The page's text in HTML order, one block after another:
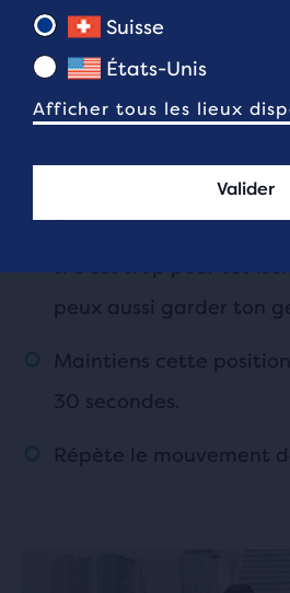
gauche bien droite sur le
Place tes mains
Commence à étendre
vers le ciel.
Essaie de redresser ta
peux aussi garder ton
Maintiens cette
30 secondes.
Répète le mouvement
Suisse
États-Unis
Afficher tous les lieux
Valider